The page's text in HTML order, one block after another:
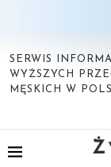
SERWIS
WYŻSZYCH
MĘSKICH W